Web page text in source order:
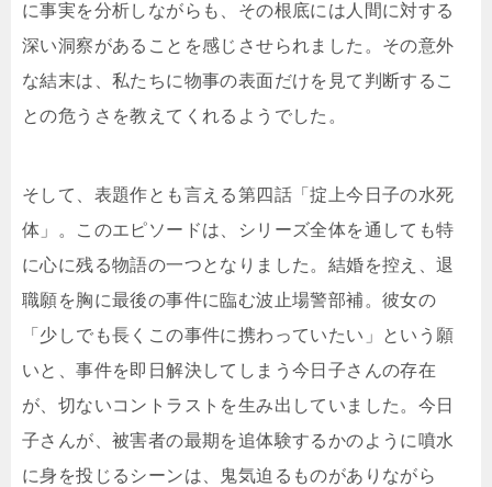
に事実を分析しながらも、その根底には人間に対する
深い洞察があることを感じさせられました。その意外
な結末は、私たちに物事の表面だけを見て判断するこ
との危うさを教えてくれるようでした。
そして、表題作とも言える第四話「掟上今日子の水死
体」。このエピソードは、シリーズ全体を通しても特
に心に残る物語の一つとなりました。結婚を控え、退
職願を胸に最後の事件に臨む波止場警部補。彼女の
「少しでも長くこの事件に携わっていたい」という願
いと、事件を即日解決してしまう今日子さんの存在
が、切ないコントラストを生み出していました。今日
子さんが、被害者の最期を追体験するかのように噴水
に身を投じるシーンは、鬼気迫るものがありながら